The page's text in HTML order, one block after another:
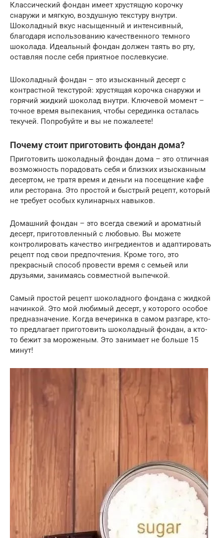
Классический фондан имеет хрустящую корочку
снаружи и мягкую, воздушную текстуру внутри.
Шоколадный вкус насыщенный и интенсивный,
благодаря использованию качественного темного
шоколада. Идеальный фондан должен таять во рту,
оставляя после себя приятное послевкусие.
Шоколадный фондан – это изысканный десерт с
контрастной текстурой: хрустящая корочка снаружи и
горячий жидкий шоколад внутри. Ключевой момент –
точное время выпекания, чтобы серединка осталась
текучей. Попробуйте и вы не пожалеете!
Почему стоит приготовить фондан дома?
Приготовить шоколадный фондан дома – это отличная
возможность порадовать себя и близких изысканным
десертом, не тратя время и деньги на посещение кафе
или ресторана. Это простой и быстрый рецепт, который
не требует особых кулинарных навыков.
Домашний фондан – это всегда свежий и ароматный
десерт, приготовленный с любовью. Вы можете
контролировать качество ингредиентов и адаптировать
рецепт под свои предпочтения. Кроме того, это
прекрасный способ провести время с семьей или
друзьями, занимаясь совместной выпечкой.
Самый простой рецепт шоколадного фондана с жидкой
начинкой. Это мой любимый десерт, у которого особое
предназначение. Когда вечеринка в самом разгаре, кто-
то предлагает приготовить шоколадный фондан, а кто-
то бежит за мороженым. Это занимает не больше 15
минут!